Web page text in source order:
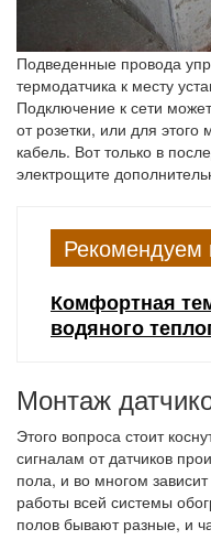
Подведенные провода
термодатчика к месту
Подключение к сети
от розетки, или для
кабель. Вот только в
электрощите
Рекомендуем
Комфортная
водяного
Монтаж
Этого вопроса стоит
сигналам от датчиков
пола, и во многом
работы всей системы
полов бывают разные, и